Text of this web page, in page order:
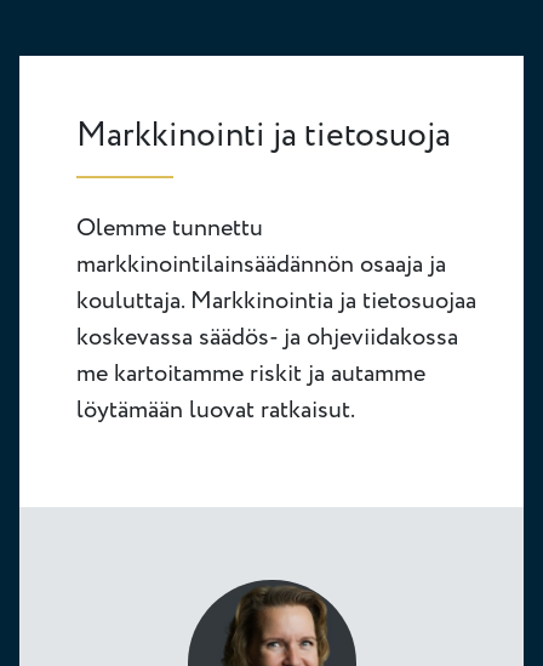
Markkinointi ja tietosuoja
Olemme tunnettu
markkinointilainsäädännön osaaja ja
kouluttaja. Markkinointia ja tietosuojaa
koskevassa säädös- ja ohjeviidakossa
me kartoitamme riskit ja autamme
löytämään luovat ratkaisut.